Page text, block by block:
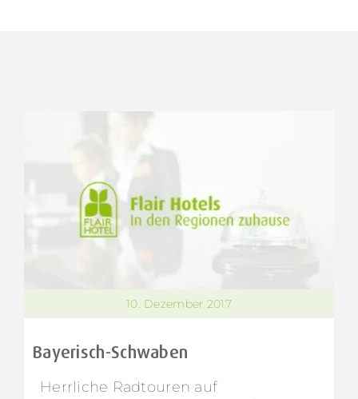
10. Dezember 2017
Bayerisch-Schwaben
Herrliche Radtouren auf